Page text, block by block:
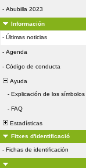
- Abubilla 2023
Información
- Últimas noticias
- Agenda
- Código de conducta
Ayuda
- Explicación de los símbolos
- FAQ
Estadísticas
Fitxes d'identificació
- Fichas de identificación